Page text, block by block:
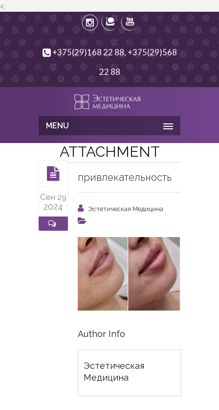
<
+375(29)168 22 88, +375(29)568
22 88
MENU
ATTACHMENT
Сен 29
2024
привлекательность
Эстетическая Медицина
Author Info
Эстетическая
Медицина